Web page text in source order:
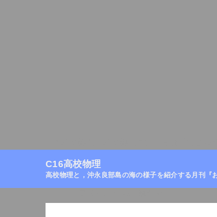
C16高校物理
高校物理と，沖永良部島の海の様子を紹介する月刊『